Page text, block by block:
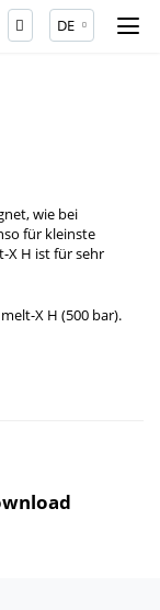
DE
wie bei
für kleinste
X H ist für sehr
X H (500 bar).